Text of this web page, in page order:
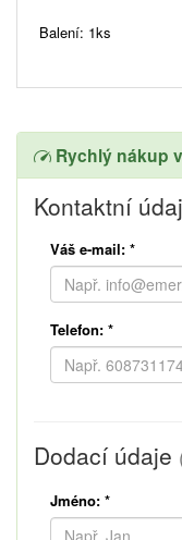
Balení: 1ks
Rychlý nákup
Kontaktní
Váš e-mail: *
Telefon: *
Dodací údaje
Jméno: *